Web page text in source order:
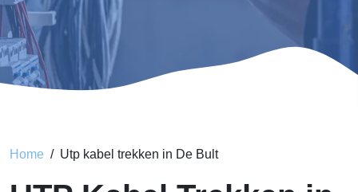
Home Utp kabel trekken in De Bult